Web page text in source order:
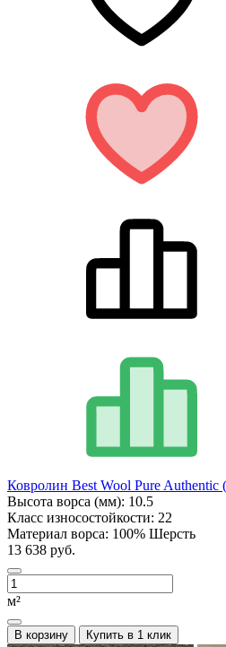
Ковролин Best Wool Pure Authentic
Высота ворса (мм): 10.5
Класс износостойкости: 22
Материал ворса: 100% Шерсть
13 638 руб.
м²
В корзину Купить в 1 клик